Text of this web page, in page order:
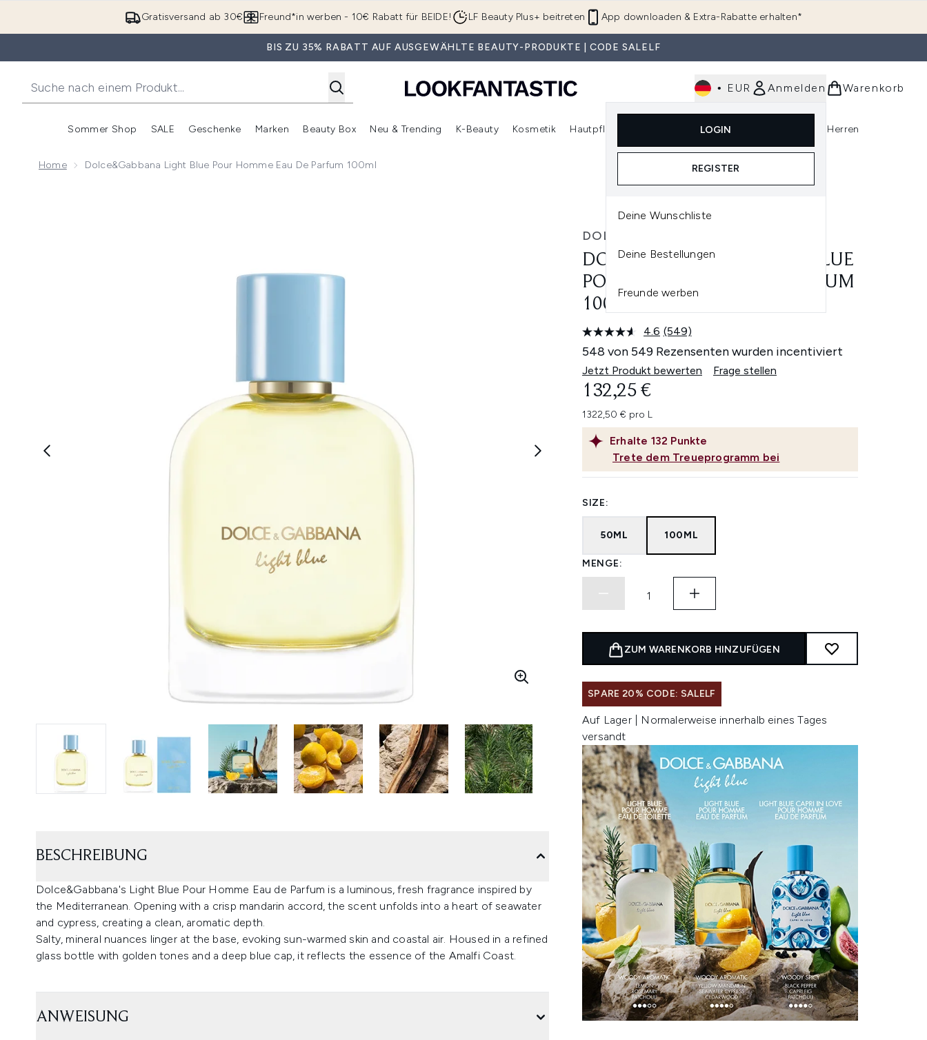
Zum Hauptinhalt springen
Gratisversand ab 30€ App downloaden & Extra-Rabatte erhalten*
Freund*in werben - 10€ Rabatt für BEIDE! LF Beauty Plus+ beitreten
BIS ZU 35% RABATT AUF AUSGEWÄHLTE BEAUTY-PRODUKTE | CODE SALELF
• EUR Anmelden
LOGIN
REGISTER
Deine Wunschliste
Deine Bestellungen
Freunde werben
Warenkorb
Sommer Shop
Untermenü Anmelden (Sommer Shop)
SALE
Untermenü Anmelden (SALE)
Geschenke
Untermenü Anmelden (Geschenke)
Marken
Untermenü Anmelden (Marken)
Beauty Box
Untermenü Anmelden (Beauty Box)
Neu & Trending
Untermenü Anmelden (Neu & Trending)
K-Beauty Kosmetik
Untermenü Anmelden (Kosmetik)
Hautpflege
Untermenü Anmelden (Haarpflege)
Parfum
Untermenü Anmelden (Parfum)
Herren
Home Dolce&Gabbana Light Blue Pour Homme Eau De Parfum 100ml
DOLCE&GABBANA
DOLCE&GABBANA LIGHT BLUE
POUR HOMME EAU DE PARFUM
100ML
4.6 549
Bewertungen
lesen.
Link
(549)
548 von 549 Rezensenten wurden incentiviert
Jetzt Produkt bewerten Frage stellen
Erhalte 132 Punkte
Trete dem Treueprogramm bei
132,25 €
1322,50 € pro L
SIZE:
50ML 100ML
MENGE:
ZUM WARENKORB HINZUFÜGEN
SPARE 20% CODE: SALELF
Auf Lager | Normalerweise innerhalb eines Tages
versandt
BESCHREIBUNG
Dolce&Gabbana's Light Blue Pour Homme Eau de Parfum is a luminous, fresh fragrance inspired by
the Mediterranean. Opening with a crisp mandarin accord, the scent unfolds into a heart of seawater
and cypress, creating a clean, aromatic depth.
Salty, mineral nuances linger at the base, evoking sun-warmed skin and coastal air. Housed in a refined
glass bottle with golden tones and a deep blue cap, it reflects the essence of the Amalfi Coast.
ANWEISUNG